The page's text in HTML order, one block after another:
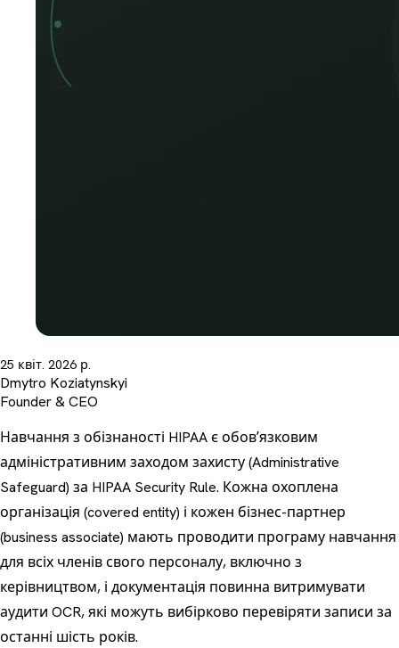
25 квіт. 2026 р.
Dmytro Koziatynskyi
Founder & CEO
Навчання з обізнаності HIPAA є обовʼязковим
адміністративним заходом захисту (Administrative
Safeguard) за HIPAA Security Rule. Кожна охоплена
організація (covered entity) і кожен бізнес-партнер
(business associate) мають проводити програму навчання
для всіх членів свого персоналу, включно з
керівництвом, і документація повинна витримувати
аудити OCR, які можуть вибірково перевіряти записи за
останні шість років.